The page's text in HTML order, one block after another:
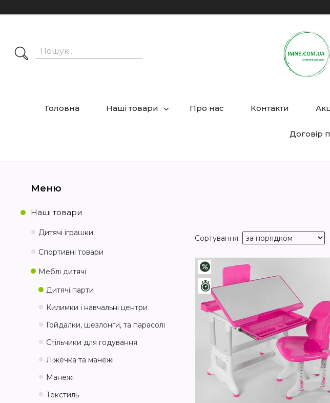
Головна Наші товари Про нас Контакти
Договір
–4%
Залишилось 4 дні
Наші товари
Дитячі іграшки
Спортивні товари
Меблі дитячі
Дитячі парти
Килимки і навчальні центри
Гойдалки, шезлонги, та парасолі
Стільчики для годування
Ліжечка та манежі
Манежі
Текстиль